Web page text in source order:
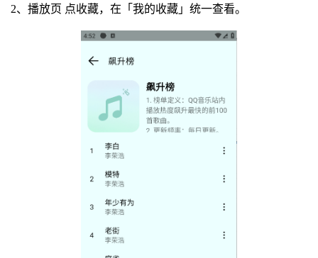
2、播放页 点收藏，在「我的收藏」统一查看。